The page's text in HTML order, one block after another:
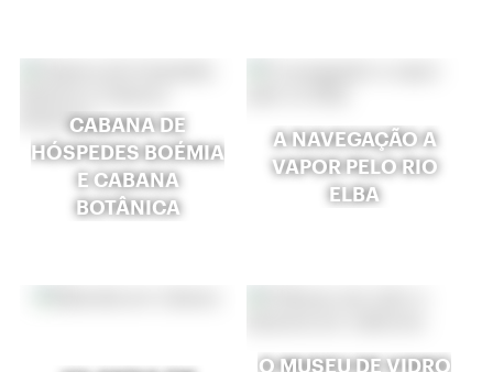
CABANA DE
HÓSPEDES BOÉMIA
E CABANA
BOTÂNICA
A NAVEGAÇÃO A
VAPOR PELO RIO
ELBA
O MUSEU DE VIDRO